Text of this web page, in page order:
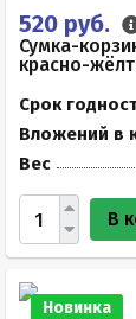
520 руб.
Сумка-
красно-
Срок
Вложений в
Вес
В
Новинка